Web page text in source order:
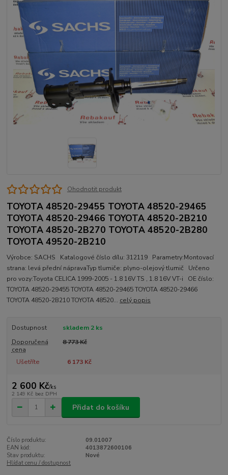
Ohodnotit produkt
TOYOTA 48520-29455 TOYOTA 48520-29465
TOYOTA 48520-29466 TOYOTA 48520-2B210
TOYOTA 48520-2B270 TOYOTA 48520-2B280
TOYOTA 49520-2B210
Výrobce: SACHS Katalogové číslo dílu: 312119 Parametry:Montovací
strana: levá přední nápravaTyp tlumiče: plyno-olejový tlumič Určeno
pro vozy:Toyota CELICA 1999-2005 - 1.8 16V TS , 1.8 16V VT-i OE číslo:
TOYOTA 48520-29455 TOYOTA 48520-29465 TOYOTA 48520-29466
TOYOTA 48520-2B210 TOYOTA 48520... celý popis
Dostupnost
skladem 2 ks
Doporučená
cena
8 773 Kč
Ušetříte 6 173 Kč
2 600 Kč/ks
2 149 Kč bez DPH
Přidat do košíku
Číslo produktu:
09.01007
EAN kód:
4013872600106
Stav produktu:
Nové
Hlídat cenu / dostupnost